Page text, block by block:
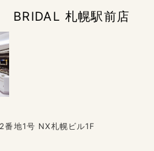
BRIDAL 札幌駅前店
地1号 NX札幌ビル1F